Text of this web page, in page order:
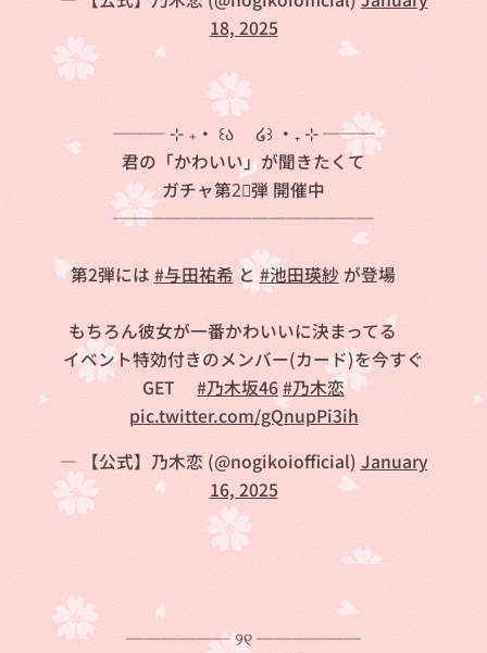
18, 2025
─── ⊹ ₊‧ ꒰ა💗໒꒱ ‧₊ ⊹ ───
君の「かわいい」が聞きたくて
ガチャ第2⃣弾 開催中❗
───────────────
第2弾には #与田祐希と#池田瑛紗 が登場💖
もちろん彼女が一番かわいいに決まってる💓
イベント特効付きのメンバー(カード)を今すぐ
GET✨ #乃木坂46#乃木恋
pic.twitter.com/gQnupPi3ih
— 【公式】乃木恋 (@nogikoiofficial) January
16, 2025
────── ୨୧ ──────